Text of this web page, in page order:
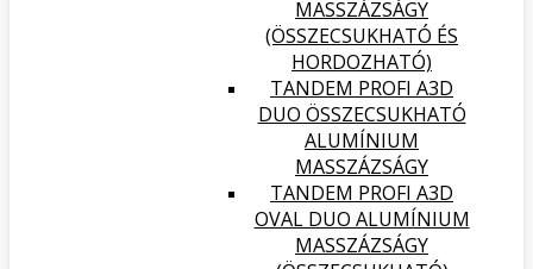
MASSZÁZSÁGY
(ÖSSZECSUKHATÓ ÉS
HORDOZHATÓ)
TANDEM PROFI A3D
DUO ÖSSZECSUKHATÓ
ALUMÍNIUM
MASSZÁZSÁGY
TANDEM PROFI A3D
OVAL DUO ALUMÍNIUM
MASSZÁZSÁGY